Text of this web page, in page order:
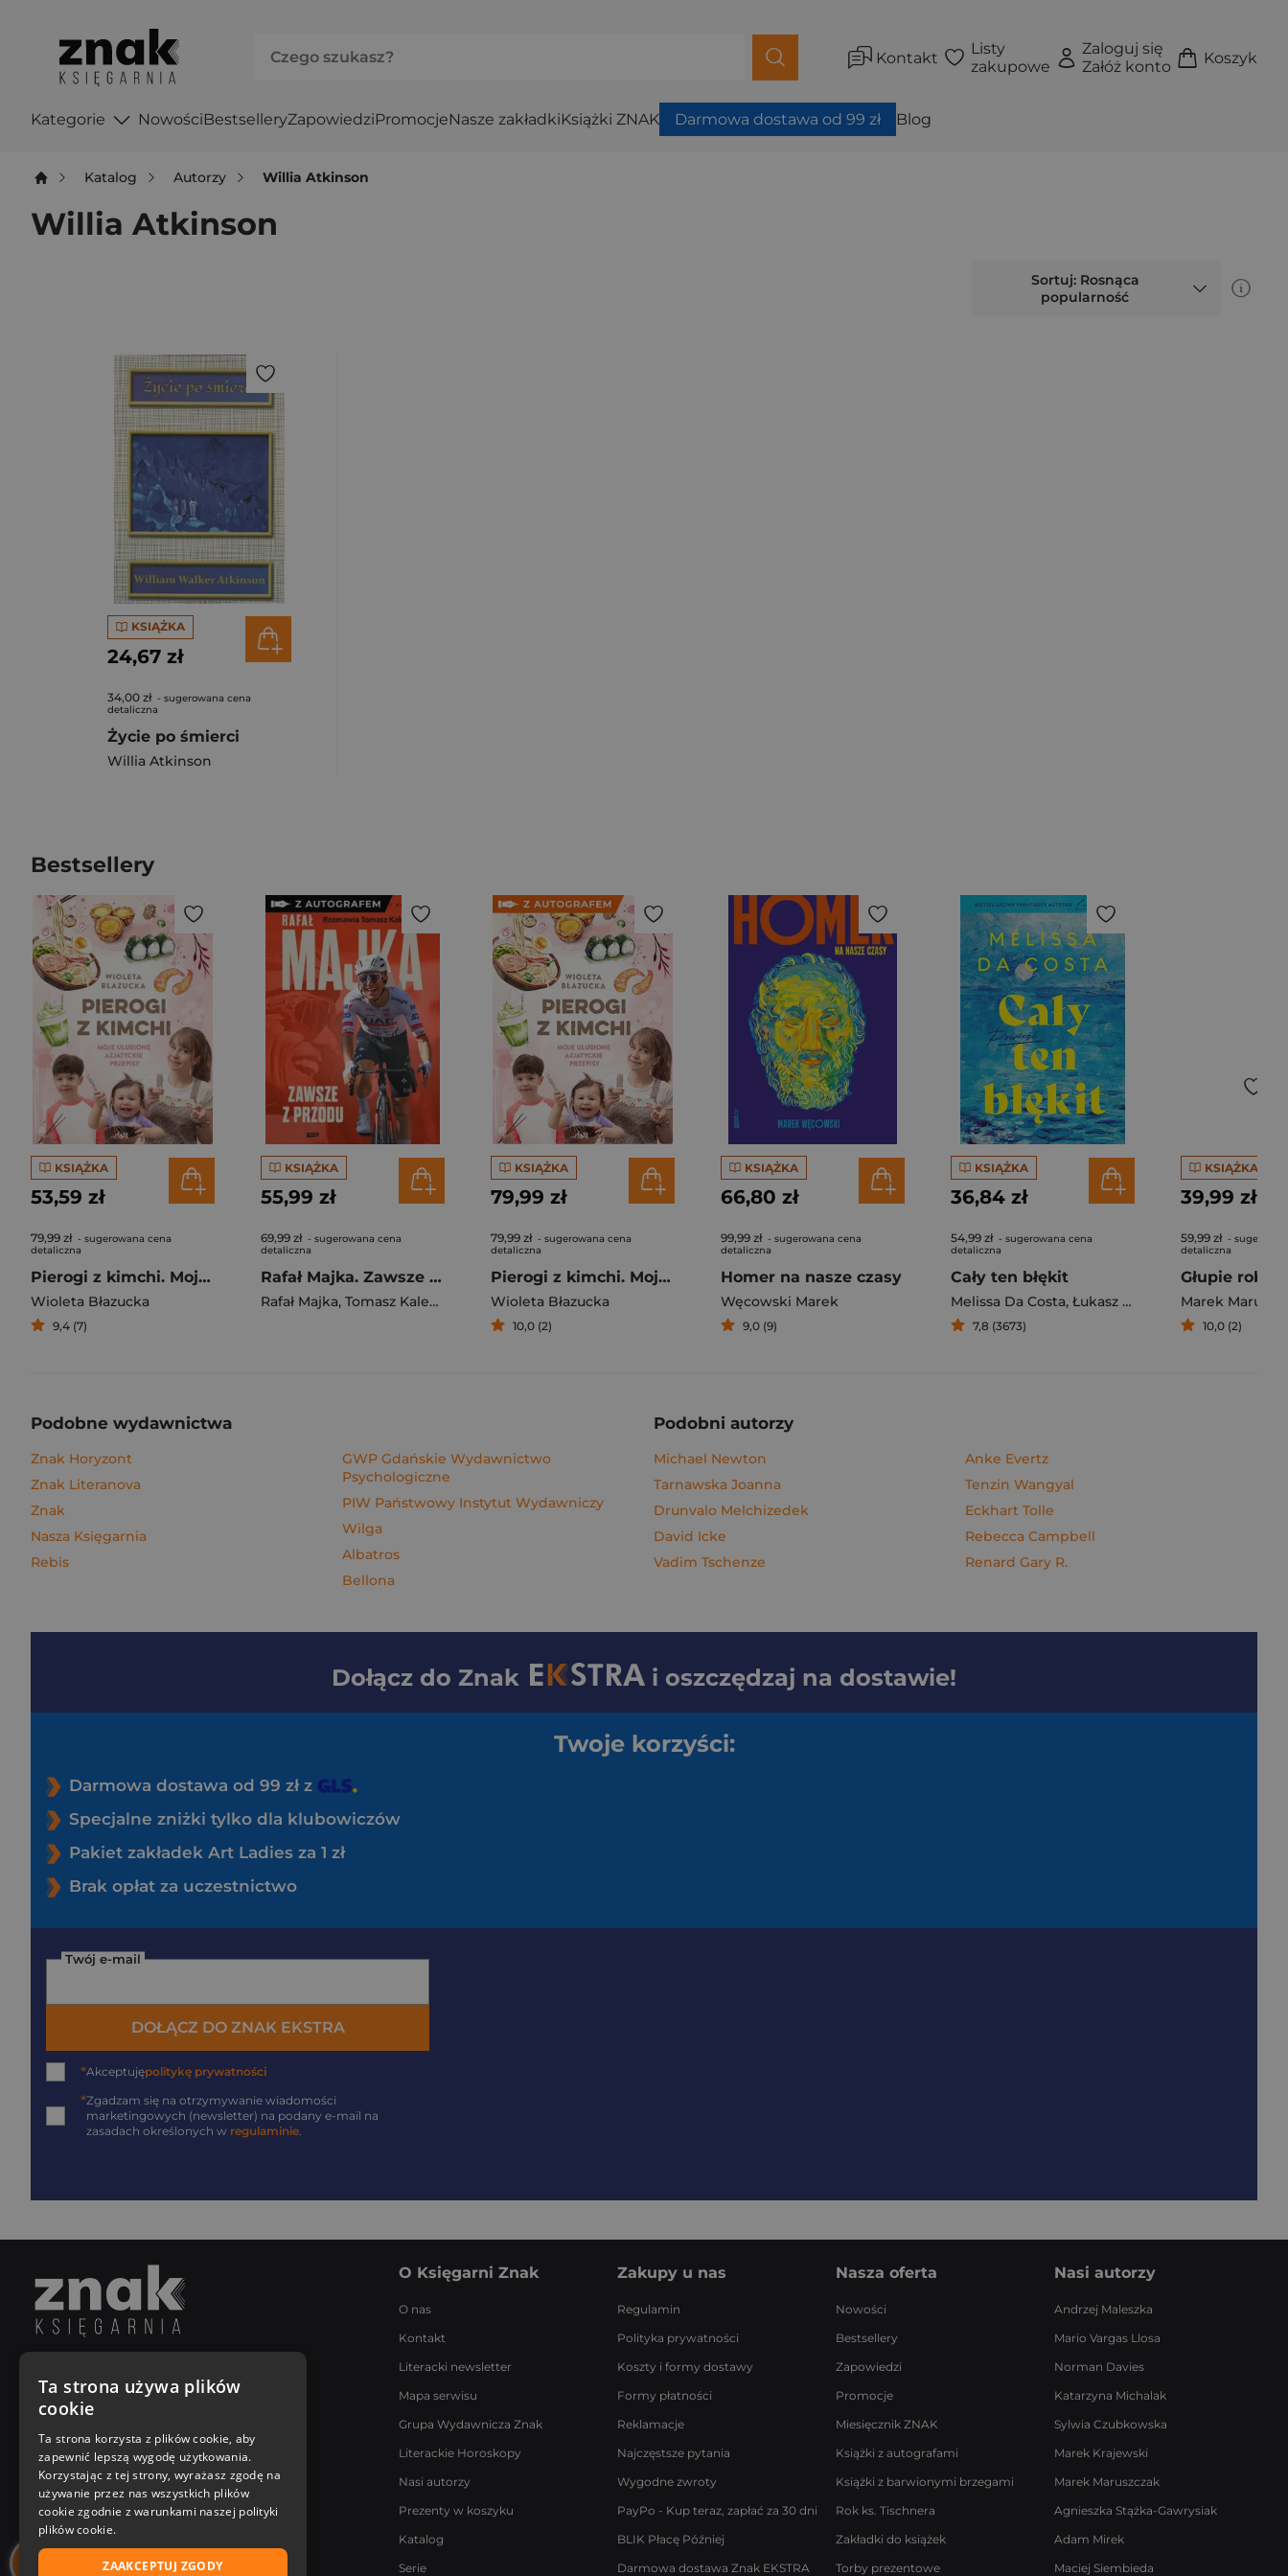
Kontakt
Listy
zakupowe
Zaloguj się
Załóż konto
Koszyk
Kategorie NowościBestselleryZapowiedziPromocjeNasze zakładkiKsiążki ZNAK Darmowa dostawa od 99 zł Blog
Katalog Autorzy Willia Atkinson
Willia Atkinson
Sortuj: Rosnąca
popularność
KSIĄŻKA
24,67 zł
34,00 zł - sugerowana cena
detaliczna
Życie po śmierci
Willia Atkinson
Bestsellery
KSIĄŻKA
53,59 zł
79,99 zł - sugerowana cena
detaliczna
Pierogi z kimchi. Moje ulubione azjatyckie przepisy
Wioleta Błazucka
9,4 (7)
KSIĄŻKA
55,99 zł
69,99 zł - sugerowana cena
detaliczna
Rafał Majka. Zawsze z przodu. Rozmawia Tomasz Kalemba - książka z autografem
Rafał Majka, Tomasz Kalemba
KSIĄŻKA
79,99 zł
79,99 zł - sugerowana cena
detaliczna
Pierogi z kimchi. Moje ulubione azjatyckie przepisy - książka z autografem
Wioleta Błazucka
10,0 (2)
KSIĄŻKA
66,80 zł
99,99 zł - sugerowana cena
detaliczna
Homer na nasze czasy
Węcowski Marek
9,0 (9)
KSIĄŻKA
36,84 zł
54,99 zł - sugerowana cena
detaliczna
Cały ten błękit
Melissa Da Costa, Łukasz Müller
7,8 (3673)
KSIĄŻKA
39,99 zł
59,99 zł -
detaliczna
Marek
10,0 (2)
Podobne wydawnictwa
Znak Horyzont
Znak Literanova
Znak
Nasza Księgarnia
Rebis
GWP Gdańskie Wydawnictwo
Psychologiczne
PIW Państwowy Instytut Wydawniczy
Wilga
Albatros
Bellona
Podobni autorzy
Michael Newton
Tarnawska Joanna
Drunvalo Melchizedek
David Icke
Vadim Tschenze
Anke Evertz
Tenzin Wangyal
Eckhart Tolle
Rebecca Campbell
Renard Gary R.
Dołącz do Znak i oszczędzaj na dostawie!
Twoje korzyści:
Darmowa dostawa od 99 zł z
Specjalne zniżki tylko dla klubowiczów
Pakiet zakładek Art Ladies za 1 zł
Brak opłat za uczestnictwo
Twój e-mail
DOŁĄCZ DO ZNAK EKSTRA
*Akceptujępolitykę prywatności
*Zgadzam się na otrzymywanie wiadomości
marketingowych (newsletter) na podany e-mail na
zasadach określonych w regulaminie.
Poniedziałek - Piątek
8:00 - 18:00
[email protected]
Bądź z nami na bieżąco
O Księgarni Znak
O nas
Kontakt
Literacki newsletter
Mapa serwisu
Grupa Wydawnicza Znak
Literackie Horoskopy
Nasi autorzy
Prezenty w koszyku
Katalog
Serie
Zakupy u nas
Regulamin
Polityka prywatności
Koszty i formy dostawy
Formy płatności
Reklamacje
Najczęstsze pytania
Wygodne zwroty
PayPo - Kup teraz, zapłać za 30 dni
BLIK Płacę Później
Darmowa dostawa Znak EKSTRA
Nasza oferta
Nowości
Bestsellery
Zapowiedzi
Promocje
Miesięcznik ZNAK
Książki z autografami
Książki z barwionymi brzegami
Rok ks. Tischnera
Zakładki do książek
Torby prezentowe
Nasi autorzy
Andrzej Maleszka
Mario Vargas Llosa
Norman Davies
Katarzyna Michalak
Sylwia Czubkowska
Marek Krajewski
Marek Maruszczak
Agnieszka Stążka-Gawrysiak
Adam Mirek
Maciej Siembieda
Ta strona używa plików
cookie
Ta strona korzysta z plików cookie, aby
zapewnić lepszą wygodę użytkowania.
Korzystając z tej strony, wyrażasz zgodę na
używanie przez nas wszystkich plików
cookie zgodnie z warunkami naszej polityki
plików cookie.
ZAAKCEPTUJ ZGODY